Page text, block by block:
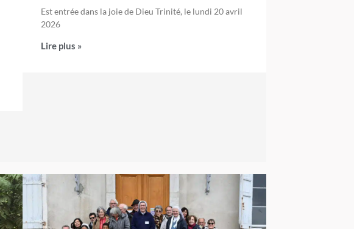
Est entrée dans la joie de Dieu Trinité, le lundi 20 avril
2026
Lire plus »